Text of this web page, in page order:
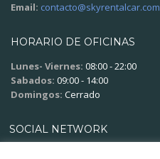
Email: contacto@skyrentalcar.com
HORARIO DE OFICINAS
Lunes- Viernes: 08:00 - 22:00
Sabados: 09:00 - 14:00
Domingos: Cerrado
SOCIAL NETWORK